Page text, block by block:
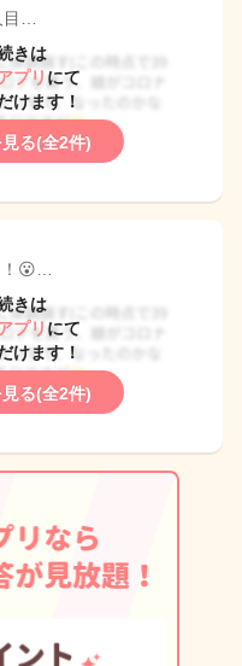
…
きは
プリ にて
けます！
る(全2件)
😮…
きは
プリ にて
けます！
る(全2件)